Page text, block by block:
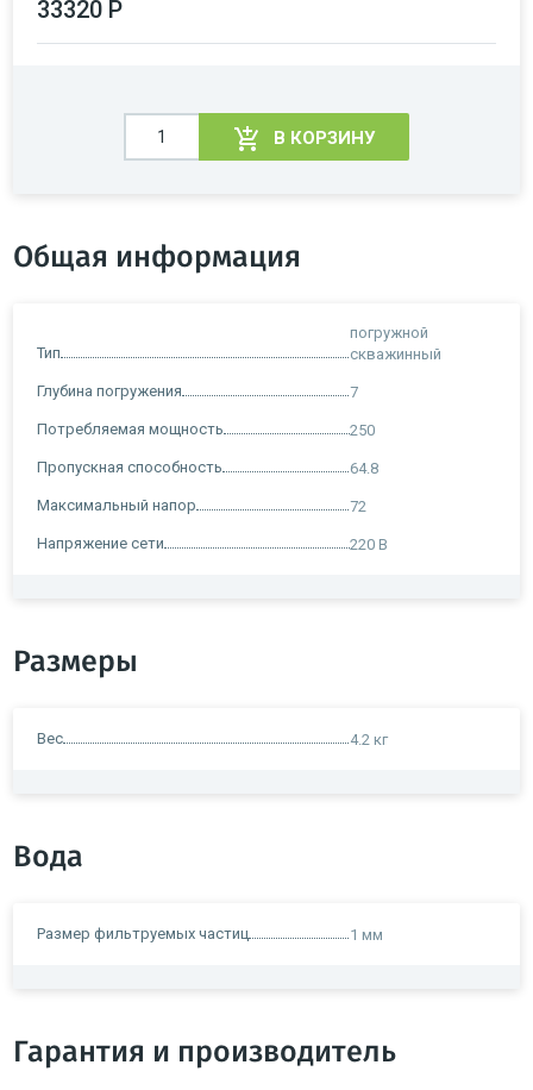
33320 Р
В КОРЗИНУ
Общая информация
Тип
погружной
скважинный
Глубина погружения 7
Потребляемая мощность 250
Пропускная способность 64.8
Максимальный напор 72
Напряжение сети 220 В
Размеры
Вес 4.2 кг
Вода
Размер фильтруемых частиц 1 мм
Гарантия и производитель